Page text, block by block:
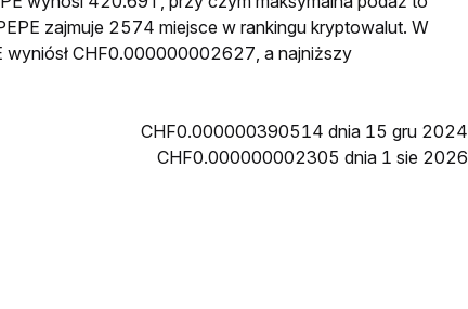
zajmuje 2574 miejsce w rankingu kryptowalut. W
CHF0.000000002627, a najniższy
CHF0.000000390514 dnia 15 gru 2024
CHF0.000000002305 dnia 1 sie 2026